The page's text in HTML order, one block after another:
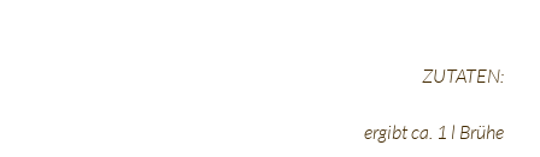
ZUTATEN:
ergibt ca. 1 l Brühe